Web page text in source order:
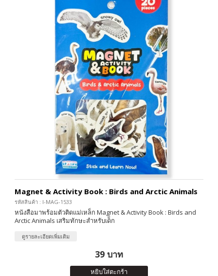
Magnet & Activity Book : Birds and Arctic Animals
รหัสสินค้า : I-MAG-1533
หนังสือมาพร้อมตัวติดแม่เหล็ก Magnet & Activity Book : Birds and
Arctic Animals เสริมทักษะสำหรับเด็ก
ดูรายละเอียดเพิ่มเติม
39 บาท
หยิบใส่ตะกร้า